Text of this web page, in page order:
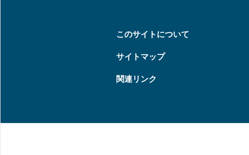
このサイトについて
サイトマップ
関連リンク